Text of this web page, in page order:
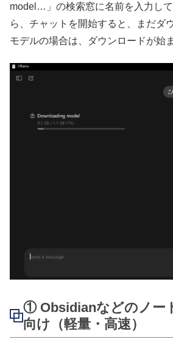
model…」の検索窓に名前を入力し
ら、チャットを開始すると、まだダ
モデルの場合は、ダウンロードが始
① Obsidianなどのノー
向け（軽量・高速）